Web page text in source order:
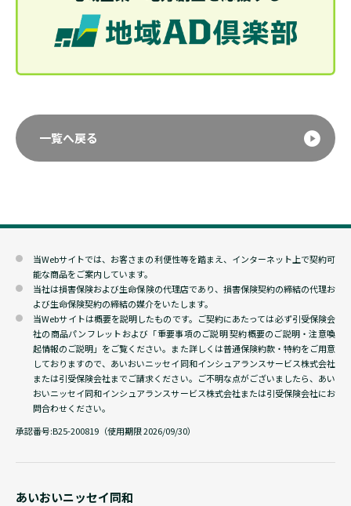
一覧へ戻る
当Webサイトでは、お客さまの利便性等を踏まえ、インターネット上で契約可
能な商品をご案内しています。
当社は損害保険および生命保険の代理店であり、損害保険契約の締結の代理お
よび生命保険契約の締結の媒介をいたします。
当Webサイトは概要を説明したものです。ご契約にあたっては必ず引受保険会
社の商品パンフレットおよび「重要事項のご説明 契約概要のご説明・注意喚
起情報のご説明」をご覧ください。また詳しくは普通保険約款・特約をご用意
しておりますので、あいおいニッセイ同和インシュアランスサービス株式会社
または引受保険会社までご請求ください。ご不明な点がございましたら、あい
おいニッセイ同和インシュアランスサービス株式会社または引受保険会社にお
問合わせください。
承認番号:B25-200819（使用期限 2026/09/30）
あいおいニッセイ同和